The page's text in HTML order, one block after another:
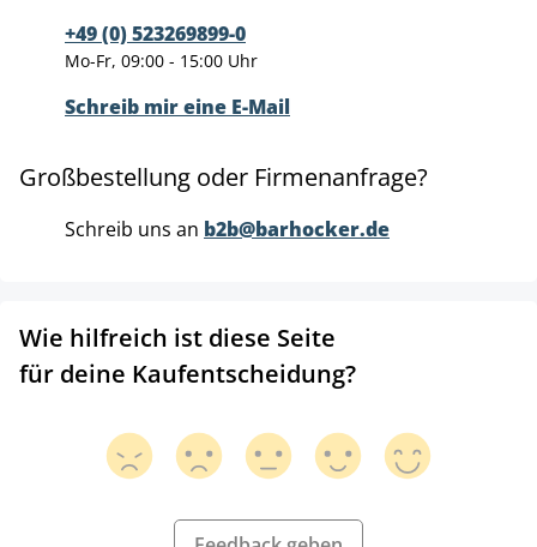
+49 (0) 523269899-0
Mo-Fr, 09:00 - 15:00 Uhr
Schreib mir eine E-Mail
Großbestellung oder Firmenanfrage?
Schreib uns an b2b@barhocker.de
Wie hilfreich ist diese Seite
für deine Kaufentscheidung?